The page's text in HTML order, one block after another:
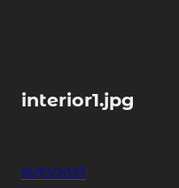
interior1.jpg
16/10/2023